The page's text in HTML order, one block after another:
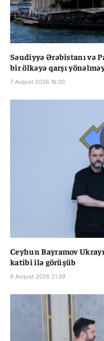
Səudiyyə Ərəbistanı və
bir ölkəyə qarşı
7 Avqust 2026 18:30
Ceyhun Bayramov
katibi ilə görüşüb
6 Avqust 2026 21:39